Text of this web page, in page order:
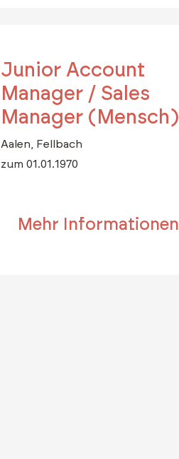
Junior Account
Manager / Sales
Manager (Mensch)
Aalen, Fellbach
zum 01.01.1970
Mehr Informationen